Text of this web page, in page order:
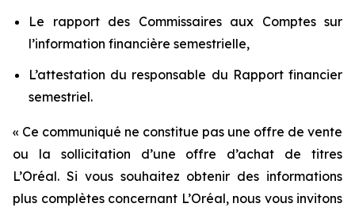
Le rapport des Commissaires aux Comptes sur
l’information financière semestrielle,
L’attestation du responsable du Rapport financier
semestriel.
« Ce communiqué ne constitue pas une offre de vente
ou la sollicitation d’une offre d’achat de titres
L’Oréal. Si vous souhaitez obtenir des informations
plus complètes concernant L’Oréal, nous vous invitons